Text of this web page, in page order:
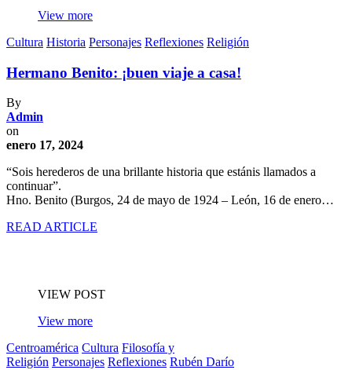
View more
Cultura Historia Personajes Reflexiones Religión
Hermano Benito: ¡buen viaje a casa!
By
Admin
on
enero 17, 2024
“Sois herederos de una brillante historia que estánis llamados a
continuar”.
Hno. Benito (Burgos, 24 de mayo de 1924 – León, 16 de enero…
READ ARTICLE
VIEW POST
View more
Centroamérica Cultura Filosofía y
Religión Personajes Reflexiones Rubén Darío